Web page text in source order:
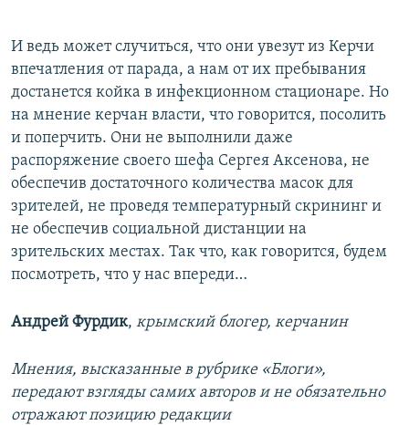
И ведь может случиться, что они увезут из Керчи
впечатления от парада, а нам от их пребывания
достанется койка в инфекционном стационаре. Но
на мнение керчан власти, что говорится, посолить
и поперчить. Они не выполнили даже
распоряжение своего шефа Сергея Аксенова, не
обеспечив достаточного количества масок для
зрителей, не проведя температурный скрининг и
не обеспечив социальной дистанции на
зрительских местах. Так что, как говорится, будем
посмотреть, что у нас впереди…
Андрей Фурдик, крымский блогер, керчанин
Мнения, высказанные в рубрике «Блоги»,
передают взгляды самих авторов и не обязательно
отражают позицию редакции